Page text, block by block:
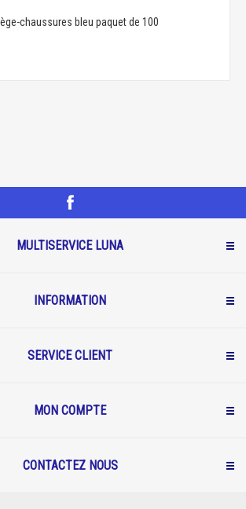
chaussures bleu paquet de 100
MULTISERVICE LUNA
INFORMATION
SERVICE CLIENT
MON COMPTE
CONTACTEZ NOUS